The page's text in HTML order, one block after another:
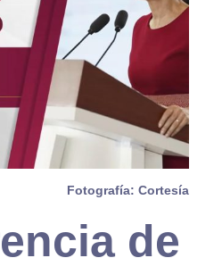
Fotografía: Cortesía
de